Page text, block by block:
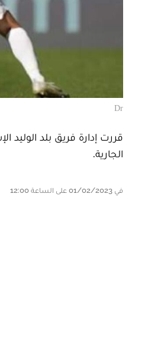
Dr
قررت إدارة فريق بلد الوليد
الجارية.
في 01/02/2023 على الساعة 12:00